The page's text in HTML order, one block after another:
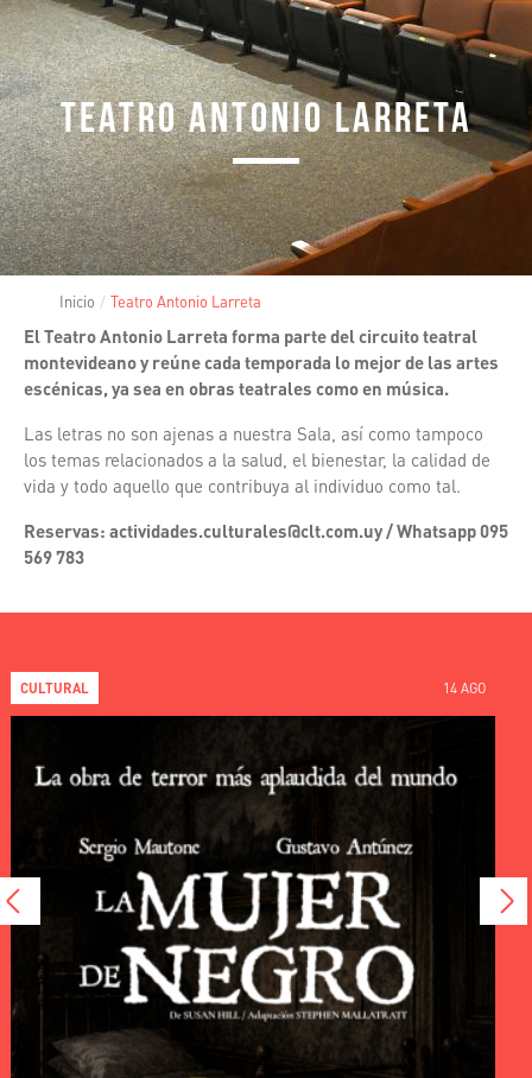
TEATRO ANTONIO LARRETA
Inicio Teatro Antonio Larreta
El Teatro Antonio Larreta forma parte del circuito teatral
montevideano y reúne cada temporada lo mejor de las artes
escénicas, ya sea en obras teatrales como en música.
Las letras no son ajenas a nuestra Sala, así como tampoco
los temas relacionados a la salud, el bienestar, la calidad de
vida y todo aquello que contribuya al individuo como tal.
Reservas: actividades.culturales@clt.com.uy /Whatsapp 095
569 783
CULTURAL 14 AGO
<
>